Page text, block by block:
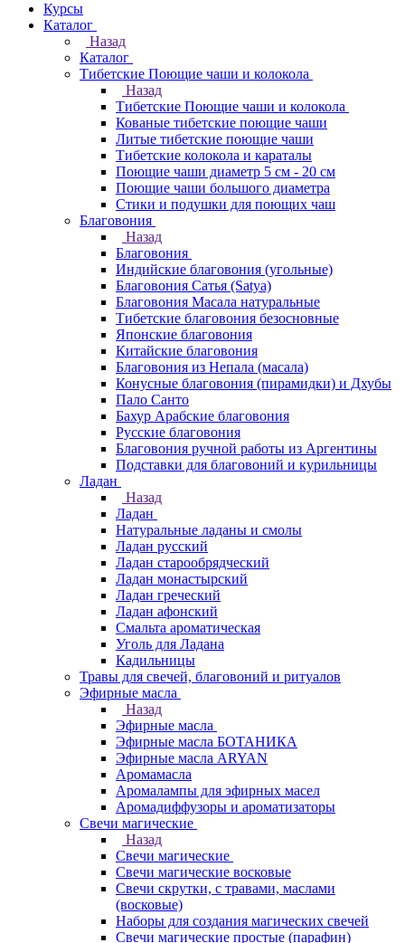
Курсы
Каталог
Назад
Каталог
Тибетские Поющие чаши и колокола
Назад
Тибетские Поющие чаши и колокола
Кованые тибетские поющие чаши
Литые тибетские поющие чаши
Тибетские колокола и караталы
Поющие чаши диаметр 5 см - 20 см
Поющие чаши большого диаметра
Стики и подушки для поющих чаш
Благовония
Назад
Благовония
Индийские благовония (угольные)
Благовония Сатья (Satya)
Благовония Масала натуральные
Тибетские благовония безосновные
Японские благовония
Китайские благовония
Благовония из Непала (масала)
Конусные благовония (пирамидки) и Дхубы
Пало Санто
Бахур Арабские благовония
Русские благовония
Благовония ручной работы из Аргентины
Подставки для благовоний и курильницы
Ладан
Назад
Ладан
Натуральные ладаны и смолы
Ладан русский
Ладан старообрядческий
Ладан монастырский
Ладан греческий
Ладан афонский
Смальта ароматическая
Уголь для Ладана
Кадильницы
Травы для свечей, благовоний и ритуалов
Эфирные масла
Назад
Эфирные масла
Эфирные масла БОТАНИКА
Эфирные масла ARYAN
Аромамасла
Аромалампы для эфирных масел
Аромадиффузоры и ароматизаторы
Свечи магические
Назад
Свечи магические
Свечи магические восковые
Свечи скрутки, с травами, маслами
(восковые)
Наборы для создания магических свечей
Свечи магические простые (парафин)